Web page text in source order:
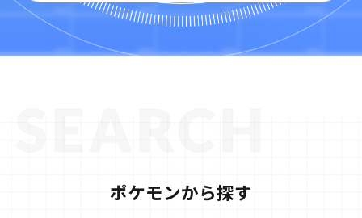
ポケモンから探す